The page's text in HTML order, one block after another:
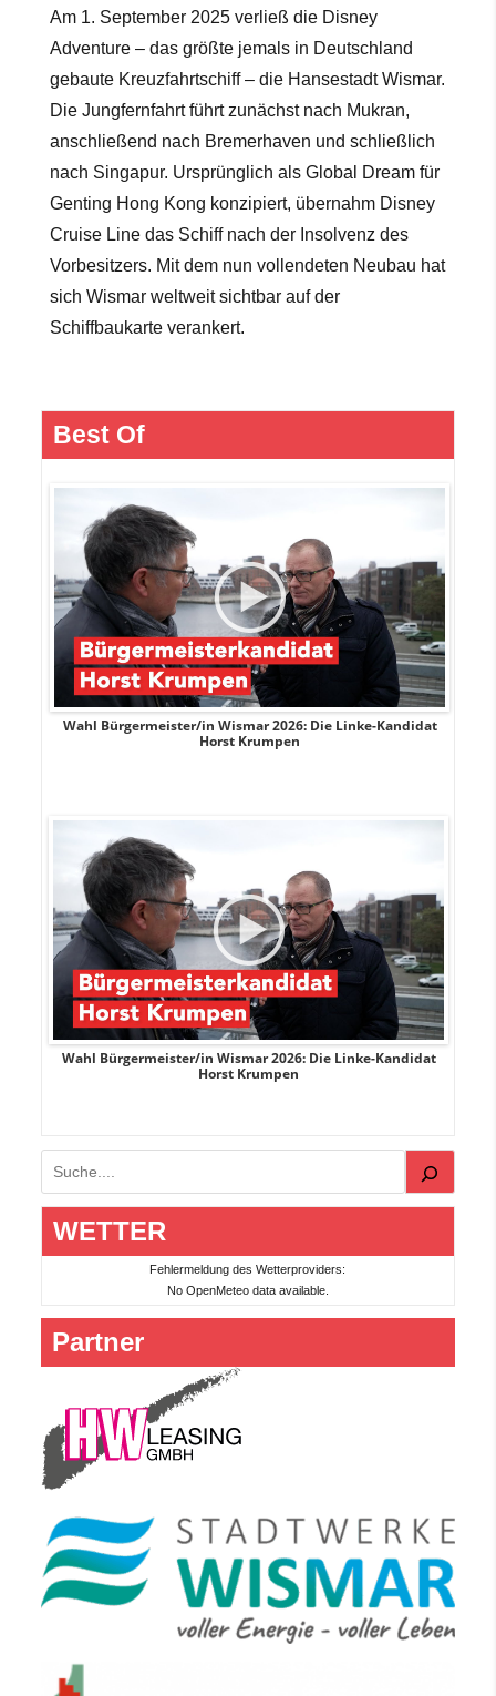
Am 1. September 2025 verließ die Disney
Adventure – das größte jemals in Deutschland
gebaute Kreuzfahrtschiff – die Hansestadt Wismar.
Die Jungfernfahrt führt zunächst nach Mukran,
anschließend nach Bremerhaven und schließlich
nach Singapur. Ursprünglich als Global Dream für
Genting Hong Kong konzipiert, übernahm Disney
Cruise Line das Schiff nach der Insolvenz des
Vorbesitzers. Mitdem nun vollendeten Neubau hat
sich Wismar weltweit sichtbar auf der
Schiffbaukarte verankert.
Best Of
Wahl Bürgermeister/in Wismar 2026: Die Linke-Kandidat
Horst Krumpen
Wahl Bürgermeister/in Wismar 2026: Die Linke-Kandidat
Horst Krumpen
Suchen
WETTER
Fehlermeldung des Wetterproviders:
No OpenMeteo data available.
Partner